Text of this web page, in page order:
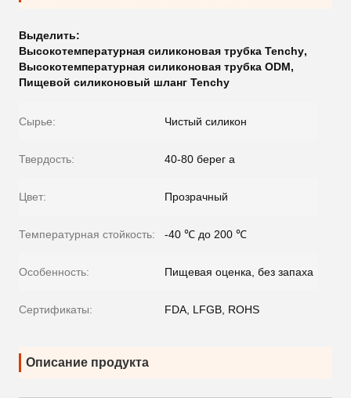
Выделить:
Высокотемпературная силиконовая трубка Tenchy,
Высокотемпературная силиконовая трубка ODM,
Пищевой силиконовый шланг Tenchy
Сырье: Чистый силикон
Твердость: 40-80 берег a
Цвет: Прозрачный
Температурная стойкость: -40 ℃ до 200 ℃
Особенность: Пищевая оценка, без запаха
Сертификаты: FDA, LFGB, ROHS
Описание продукта